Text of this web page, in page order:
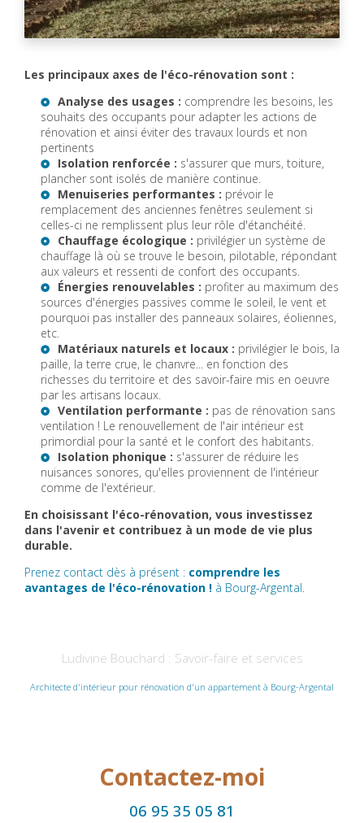
Les principaux axes de l'éco-rénovation sont :
Analyse des usages : comprendre les besoins, les
souhaits des occupants pour adapter les actions de
rénovation et ainsi éviter des travaux lourds et non
pertinents
Isolation renforcée : s'assurer que murs, toiture,
plancher sont isolés de manière continue.
Menuiseries performantes : prévoir le
remplacement des anciennes fenêtres seulement si
celles-ci ne remplissent plus leur rôle d'étanchéité.
Chauffage écologique : privilégier un système de
chauffage là où se trouve le besoin, pilotable, répondant
aux valeurs et ressenti de confort des occupants.
Énergies renouvelables : profiter au maximum des
sources d'énergies passives comme le soleil, le vent et
pourquoi pas installer des panneaux solaires, éoliennes,
etc.
Matériaux naturels et locaux : privilégier le bois, la
paille, la terre crue, le chanvre... en fonction des
richesses du territoire et des savoir-faire mis en oeuvre
par les artisans locaux.
Ventilation performante : pas de rénovation sans
ventilation ! Le renouvellement de l'air intérieur est
primordial pour la santé et le confort des habitants.
Isolation phonique : s'assurer de réduire les
nuisances sonores, qu'elles proviennent de l'intérieur
comme de l'extérieur.
En choisissant l'éco-rénovation, vous investissez
dans l'avenir et contribuez à un mode de vie plus
durable.
Prenez contact dès à présent : comprendre les
avantages de l'éco-rénovation ! à Bourg-Argental.
Ludivine Bouchard : Savoir-faire et services
Architecte d'intérieur pour rénovation d'un appartement à Bourg-Argental
Contactez-moi
06 95 35 05 81